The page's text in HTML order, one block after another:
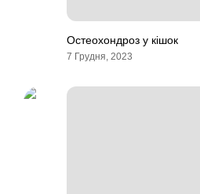
Остеохондроз у кішок
7 Грудня, 2023